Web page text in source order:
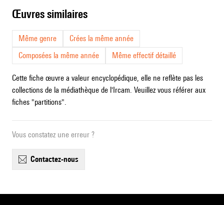
œuvres similaires
Même genre
Crées la même année
Composées la même année
Même effectif détaillé
Cette fiche œuvre a valeur encyclopédique, elle ne reflète pas les
collections de la médiathèque de l'Ircam. Veuillez vous référer aux
fiches "partitions".
Vous constatez une erreur ?
contactez-nous